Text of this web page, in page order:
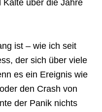
Kälte über die Jahre
ist – wie ich seit
der sich über viele
es ein Ereignis wie
den Crash von
der Panik nichts